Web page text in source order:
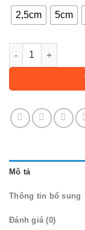
2,5cm 5cm
Băng Keo, Băng
Mô tả
Thông tin bổ sung
Đánh giá (0)